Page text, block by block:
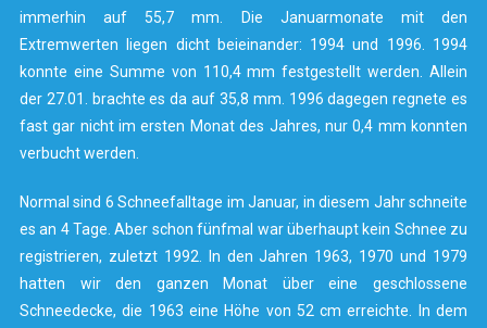
immerhin auf 55,7 mm. Die Januarmonate mit den
Extremwerten liegen dicht beieinander: 1994 und 1996. 1994
konnte eine Summe von 110,4 mm festgestellt werden. Allein
der 27.01. brachte es da auf 35,8 mm. 1996 dagegen regnete es
fast gar nicht im ersten Monat des Jahres, nur 0,4 mm konnten
verbucht werden.
Normal sind 6 Schneefalltage im Januar, in diesem Jahr schneite
es an 4 Tage. Aber schon fünfmal war überhaupt kein Schnee zu
registrieren, zuletzt 1992. In den Jahren 1963, 1970 und 1979
hatten wir den ganzen Monat über eine geschlossene
Schneedecke, die 1963 eine Höhe von 52 cm erreichte. In dem